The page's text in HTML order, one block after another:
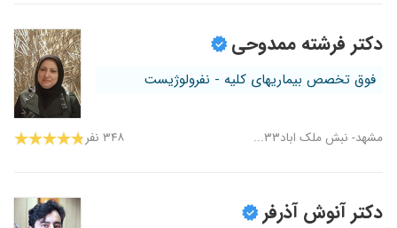
دکتر فرشته ممدوحی
فوق تخصص بیماریهای کلیه - نفرولوژیست
مشهد- نبش ملک اباد۳۳... ۳۴۸ نفر
دکتر آنوش آذرفر